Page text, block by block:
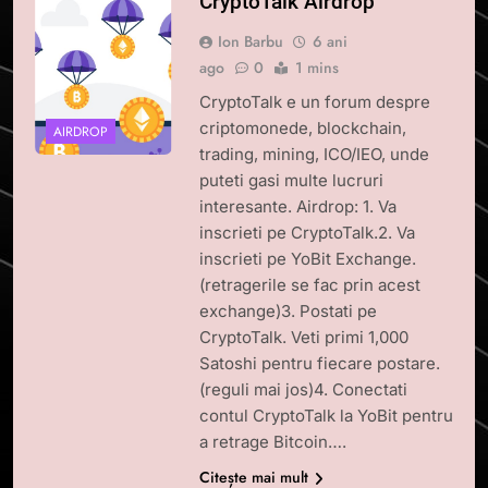
AIRDROP
Ion Barbu
6 ani
ago
0 1 mins
CryptoTalk e un forum despre
criptomonede, blockchain,
trading, mining, ICO/IEO, unde
puteti gasi multe lucruri
interesante. Airdrop: 1. Va
inscrieti pe CryptoTalk.2. Va
inscrieti pe YoBit Exchange.
(retragerile se fac prin acest
exchange)3. Postati pe
CryptoTalk. Veti primi 1,000
Satoshi pentru fiecare postare.
(reguli mai jos)4. Conectati
contul CryptoTalk la YoBit pentru
a retrage Bitcoin….
Citește mai mult